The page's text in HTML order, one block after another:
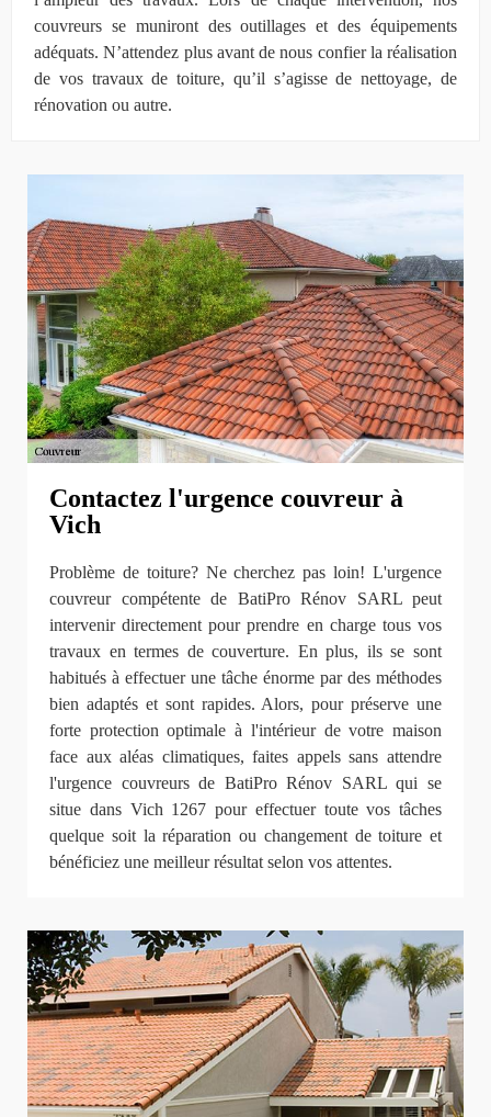
couvreurs se muniront des outillages et des équipements
adéquats. N’attendez plus avant de nous confier la réalisation
de vos travaux de toiture, qu’il s’agisse de nettoyage, de
rénovation ou autre.
Contactez l'urgence couvreur à
Vich
Problème de toiture? Ne cherchez pas loin! L'urgence
couvreur compétente de BatiPro Rénov SARL peut
intervenir directement pour prendre en charge tous vos
travaux en termes de couverture. En plus, ils se sont
habitués à effectuer une tâche énorme par des méthodes
bien adaptés et sont rapides. Alors, pour préserve une
forte protection optimale à l'intérieur de votre maison
face aux aléas climatiques, faites appels sans attendre
l'urgence couvreurs de BatiPro Rénov SARL qui se
situe dans Vich 1267 pour effectuer toute vos tâches
quelque soit la réparation ou changement de toiture et
bénéficiez une meilleur résultat selon vos attentes.